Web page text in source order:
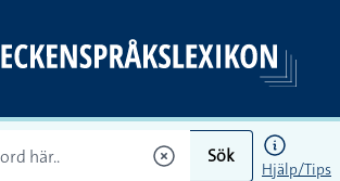
Sök
Hjälp/Tips